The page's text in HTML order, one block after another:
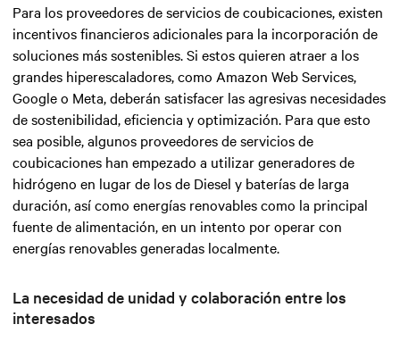
Para los proveedores de servicios de coubicaciones, existen
incentivos financieros adicionales para la incorporación de
soluciones más sostenibles. Si estos quieren atraer a los
grandes hiperescaladores, como Amazon Web Services,
Google o Meta, deberán satisfacer las agresivas necesidades
de sostenibilidad, eficiencia y optimización. Para que esto
sea posible, algunos proveedores de servicios de
coubicaciones han empezado a utilizar generadores de
hidrógeno en lugar de los de Diesel y baterías de larga
duración, así como energías renovables como la principal
fuente de alimentación, en un intento por operar con
energías renovables generadas localmente.
La necesidad de unidad y colaboración entre los
interesados